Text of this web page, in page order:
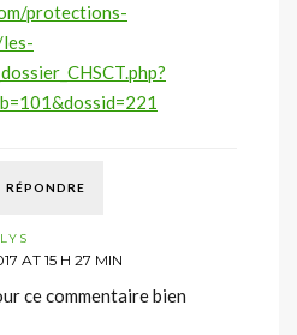
protections-
RÉPONDRE
AT 15 H 27 MIN
ce commentaire bien